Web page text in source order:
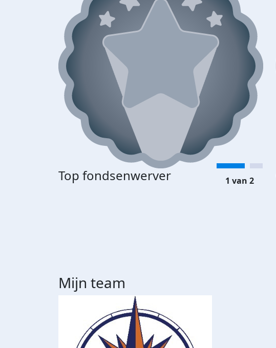
Top fondsenwerver 1 van 2
Mijn team